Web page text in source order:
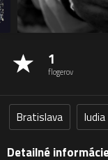
1
flogerov
Bratislava ludia
Detailné